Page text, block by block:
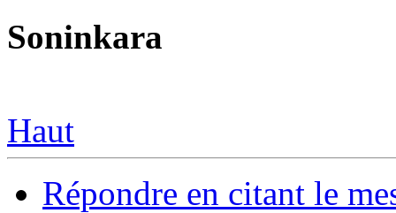
Soninkara
Haut
Répondre en citant le